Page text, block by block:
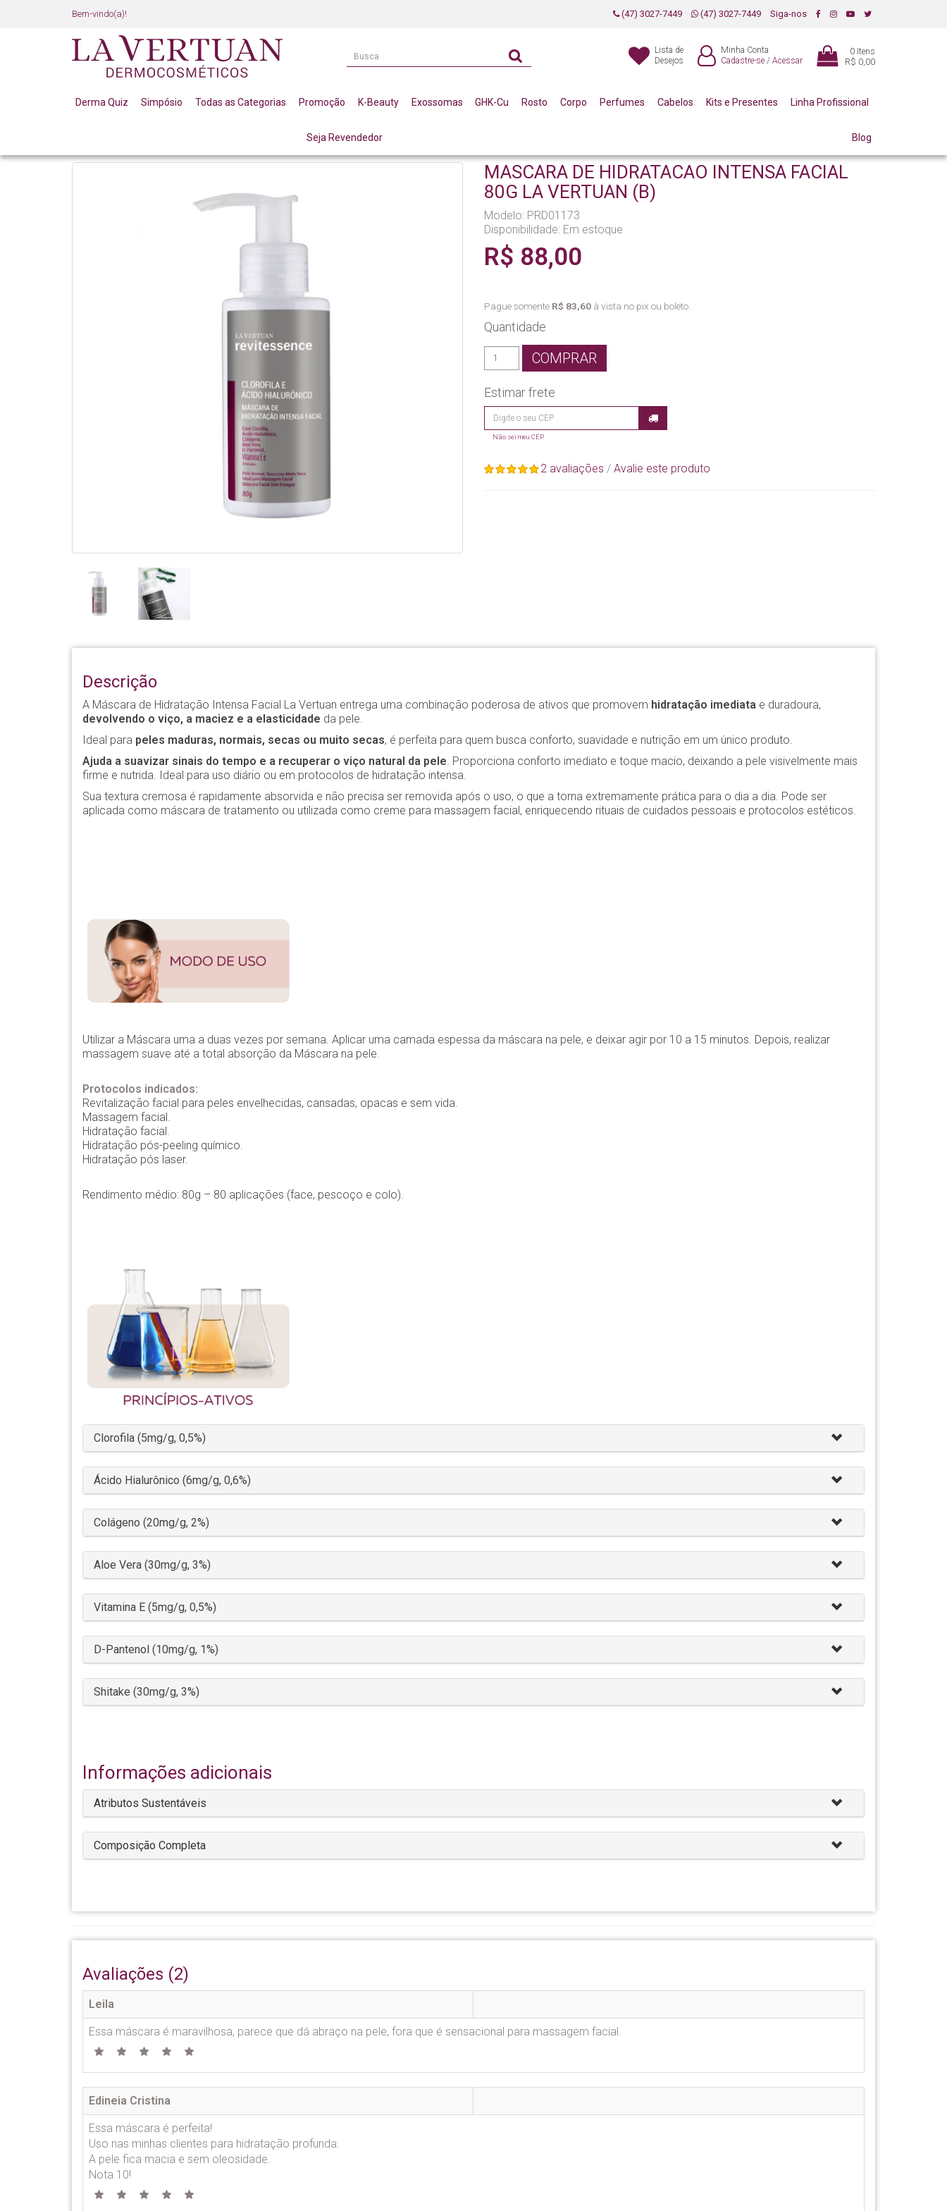
Bem-vindo(a)! (47) 3027-7449 (47) 3027-7449 Siga-nos
Lista de
Desejos
Minha Conta
Cadastre-se / Acessar
0 Itens
R$ 0,00
Derma Quiz Simpósio Todas as Categorias Promoção K-Beauty Exossomas GHK-Cu Rosto Corpo Perfumes Cabelos Kits e Presentes Linha Profissional
Seja Revendedor Blog
MÁSCARAS FACIAIS MASCARA DE HIDRATACAO INTENSA FACIAL 80G LA VERTUAN (B)
MASCARA DE HIDRATACAO INTENSA FACIAL
80G LA VERTUAN (B)
Modelo: PRD01173
Disponibilidade: Em estoque
R$ 88,00
Pague somente R$ 83,60 à vista no pix ou boleto.
Quantidade
COMPRAR
Estimar frete
Não sei meu CEP
2 avaliações / Avalie este produto
Descrição
A Máscara de Hidratação Intensa Facial La Vertuan entrega uma combinação poderosa de ativos que promovem hidratação imediata e duradoura,
devolvendo o viço, a maciez e a elasticidade da pele.
Ideal para peles maduras, normais, secas ou muito secas, é perfeita para quem busca conforto, suavidade e nutrição em um único produto.
Ajuda a suavizar sinais do tempo e a recuperar o viço natural da pele. Proporciona conforto imediato e toque macio, deixando a pele visivelmente mais
firme e nutrida. Ideal para uso diário ou em protocolos de hidratação intensa.
Sua textura cremosa é rapidamente absorvida e não precisa ser removida após o uso, o que a torna extremamente prática para o dia a dia. Pode ser
aplicada como máscara de tratamento ou utilizada como creme para massagem facial, enriquecendo rituais de cuidados pessoais e protocolos estéticos.
Utilizar a Máscara uma a duas vezes por semana. Aplicar uma camada espessa da máscara na pele, e deixar agir por 10 a 15 minutos. Depois, realizar
massagem suave até a total absorção da Máscara na pele.
Protocolos indicados:
Revitalização facial para peles envelhecidas, cansadas, opacas e sem vida.
Massagem facial.
Hidratação facial.
Hidratação pós-peeling químico.
Hidratação pós laser.
Rendimento médio: 80g – 80 aplicações (face, pescoço e colo).
Clorofila (5mg/g, 0,5%)
Ácido Hialurônico (6mg/g, 0,6%)
Colágeno (20mg/g, 2%)
Aloe Vera (30mg/g, 3%)
Vitamina E (5mg/g, 0,5%)
D-Pantenol (10mg/g, 1%)
Shitake (30mg/g, 3%)
Informações adicionais
Atributos Sustentáveis
Composição Completa
Avaliações (2)
Leila
Essa máscara é maravilhosa, parece que dá abraço na pele, fora que é sensacional para massagem facial.
Edineia Cristina
Essa máscara é perfeita!
Uso nas minhas clientes para hidratação profunda.
A pele fica macia e sem oleosidade.
Nota 10!